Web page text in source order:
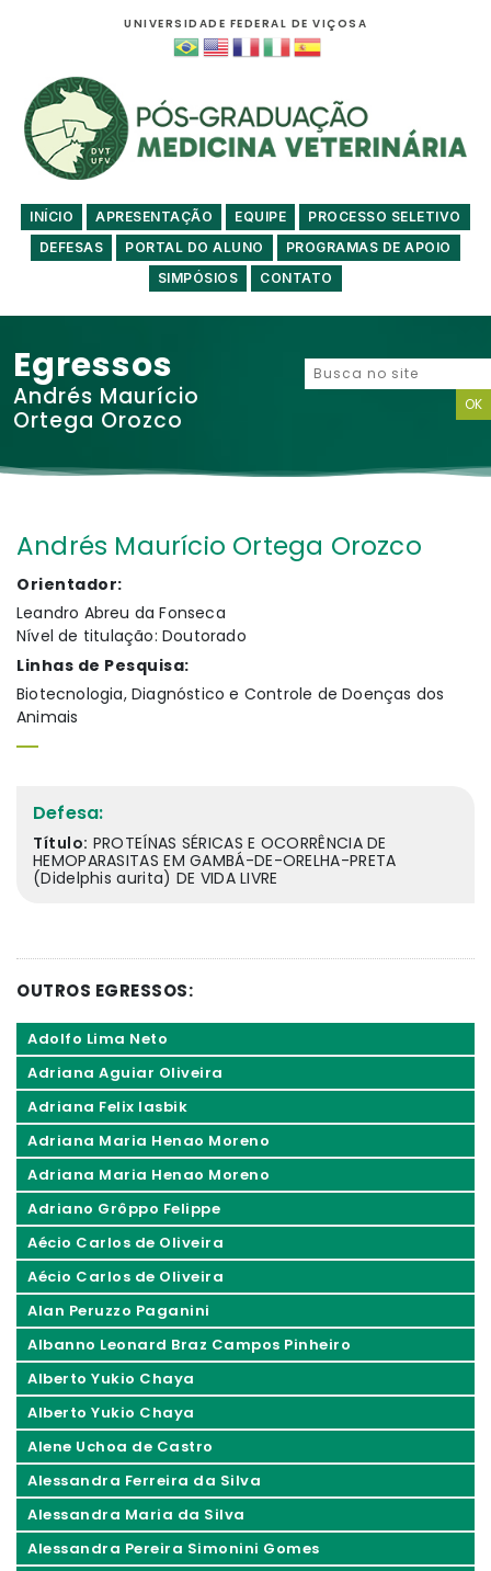
UNIVERSIDADE FEDERAL DE VIÇOSA
INÍCIO APRESENTAÇÃO EQUIPE
PROCESSO SELETIVO
DEFESAS
PORTAL DO ALUNO
PROGRAMAS DE APOIO
SIMPÓSIOS
CONTATO
Egressos
Andrés Maurício
Ortega Orozco
Andrés Maurício Ortega Orozco
Orientador:
Leandro Abreu da Fonseca
Nível de titulação: Doutorado
Linhas de Pesquisa:
Biotecnologia, Diagnóstico e Controle de Doenças dos
Animais
Defesa:
Título: PROTEÍNAS SÉRICAS E OCORRÊNCIA DE
HEMOPARASITAS EM GAMBÁ-DE-ORELHA-PRETA
(Didelphis aurita) DE VIDA LIVRE
OUTROS EGRESSOS:
Adolfo Lima Neto
Adriana Aguiar Oliveira
Adriana Felix Iasbik
Adriana Maria Henao Moreno
Adriana Maria Henao Moreno
Adriano Grôppo Felippe
Aécio Carlos de Oliveira
Aécio Carlos de Oliveira
Alan Peruzzo Paganini
Albanno Leonard Braz Campos Pinheiro
Alberto Yukio Chaya
Alberto Yukio Chaya
Alene Uchoa de Castro
Alessandra Ferreira da Silva
Alessandra Maria da Silva
Alessandra Pereira Simonini Gomes